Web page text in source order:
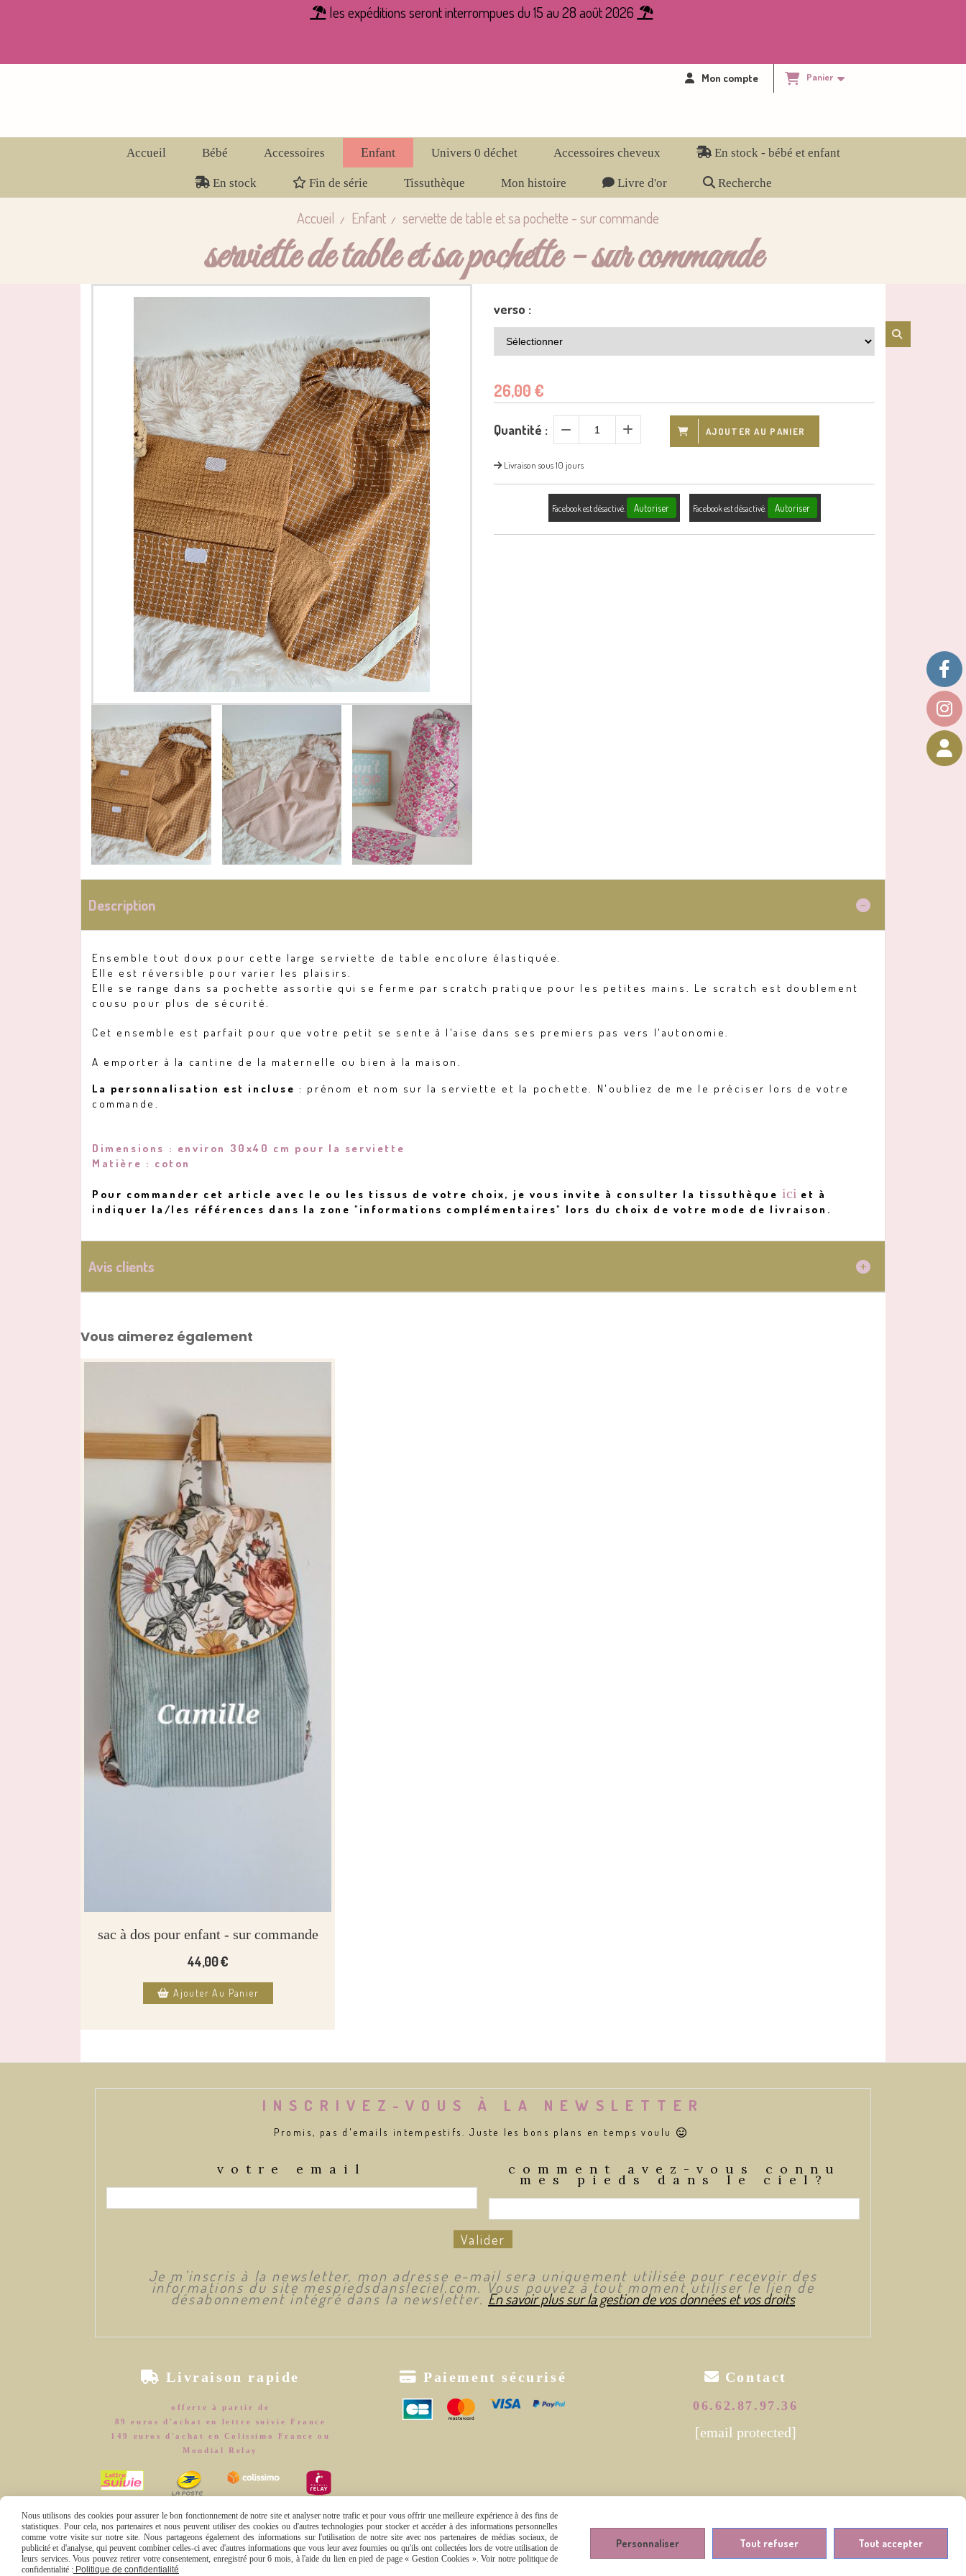
 les expéditions seront interrompues du 15 au 28 août 2026 
Mon compte Panier
Accueil Bébé Accessoires Enfant Univers 0 déchet Accessoires cheveux En stock - bébé et enfant
En stock Fin de série Tissuthèque Mon histoire Livre d'or Recherche
Accueil Enfant serviette de table et sa pochette - sur commande
serviette de table et sa pochette - sur commande
verso :
26,00 €
Quantité : AJOUTER AU PANIER
Livraison sous 10 jours
Facebook est désactivé. Autoriser Facebook est désactivé. Autoriser
Description
Ensemble tout doux pour cette large serviette de table encolure élastiquée.
Elle est réversible pour varier les plaisirs.
Elle se range dans sa pochette assortie qui se ferme par scratch pratique pour les petites mains. Le scratch est doublement
cousu pour plus de sécurité.
Cet ensemble est parfait pour que votre petit se sente à l'aise dans ses premiers pas vers l'autonomie.
A emporter à la cantine de la maternelle ou bien à la maison.
La personnalisation est incluse : prénom et nom sur la serviette et la pochette. N'oubliez de me le préciser lors de votre
commande.
Dimensions : environ 30x40 cm pour la serviette
Matière : coton
Pour commander cet article avec le ou les tissus de votre choix, je vous invite à consulter la tissuthèque ici et à
indiquer la/les références dans la zone "informations complémentaires" lors du choix de votre mode de livraison.
Avis clients
Vous aimerez également
sac à dos pour enfant - sur commande
44,00€
Ajouter Au Panier
INSCRIVEZ-VOUS À LA NEWSLETTER
Promis, pas d'emails intempestifs. Juste les bons plans en temps voulu 
votre email comment avez-vous connu
mes pieds dans le ciel?
Valider
Je m’inscris à la newsletter, mon adresse e-mail sera uniquement utilisée pour recevoir des
informations du site mespiedsdansleciel.com. Vous pouvez à tout moment utiliser le lien de
désabonnement intégré dans la newsletter. En savoir plus sur la gestion de vos données et vos droits
Livraison rapide
offerte à partir de
89 euros d'achat en lettre suivie France
149 euros d'achat en Colissimo France ou
Mondial Relay
 Paiement sécurisé  Contact
06.62.87.97.36
[email protected]
Facebook est désactivé. Autoriser
Mentions Légales Conditions générales de vente Se rétracter Politique de confidentialité
Nous utilisons des cookies pour assurer le bon fonctionnement de notre site et analyser notre trafic et pour vous offrir une meilleure expérience à des fins de
statistiques. Pour cela, nos partenaires et nous peuvent utiliser des cookies ou d'autres technologies pour stocker et accéder à des informations personnelles
comme votre visite sur notre site. Nous partageons également des informations sur l'utilisation de notre site avec nos partenaires de médias sociaux, de
publicité et d'analyse, qui peuvent combiner celles-ci avec d'autres informations que vous leur avez fournies ou qu'ils ont collectées lors de votre utilisation de
leurs services. Vous pouvez retirer votre consentement, enregistré pour 6 mois, à l'aide du lien en pied de page « Gestion Cookies ». Voir notre politique de
confidentialité : Politique de confidentialité
Personnaliser Tout refuser Tout accepter